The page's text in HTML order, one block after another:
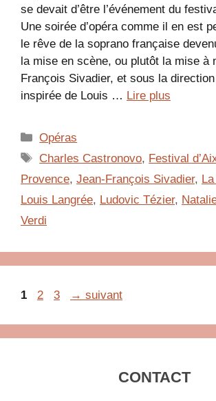
se devait d’être l’événement du
Une soirée d’opéra comme il en est
le rêve de la soprano française
la mise en scène, ou plutôt la mise à
François Sivadier, et sous la
inspirée de Louis … Lire plus
Catégories
Opéras
Étiquettes
Charles Castronovo, Festival
Provence, Jean-François Sivadier,
Louis Langrée, Ludovic Tézier,
Verdi
Page
1 Page
2 Page
3 → suivant
CONTACT